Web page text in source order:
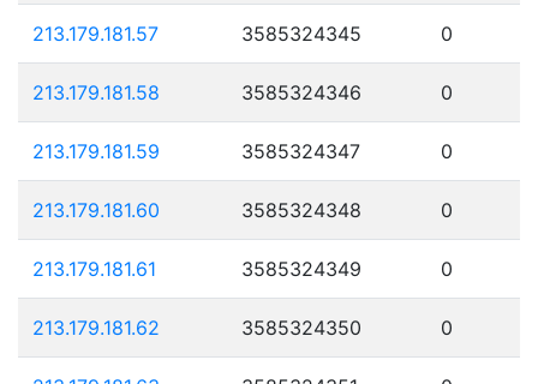
213.179.181.57 3585324345 0
213.179.181.58 3585324346 0
213.179.181.59 3585324347 0
213.179.181.60 3585324348 0
213.179.181.61 3585324349 0
213.179.181.62 3585324350 0